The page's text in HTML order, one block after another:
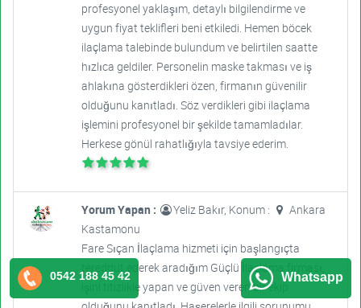
profesyonel yaklaşım, detaylı bilgilendirme ve
uygun fiyat teklifleri beni etkiledi. Hemen böcek
ilaçlama talebinde bulundum ve belirtilen saatte
hızlıca geldiler. Personelin maske takması ve iş
ahlakına gösterdikleri özen, firmanın güvenilir
olduğunu kanıtladı. Söz verdikleri gibi ilaçlama
işlemini profesyonel bir şekilde tamamladılar.
Herkese gönül rahatlığıyla tavsiye ederim.
Yorum Yapan : Yeliz Bakır, Konum :
Ankara
Kastamonu
Fare Sıçan İlaçlama hizmeti için başlangıçta
tereddüt ederek aradığım Güçlü İlaçlama firması,
işini titizlikle yapan ve güven veren bir ekip
0542 188 45 42 Whatsapp